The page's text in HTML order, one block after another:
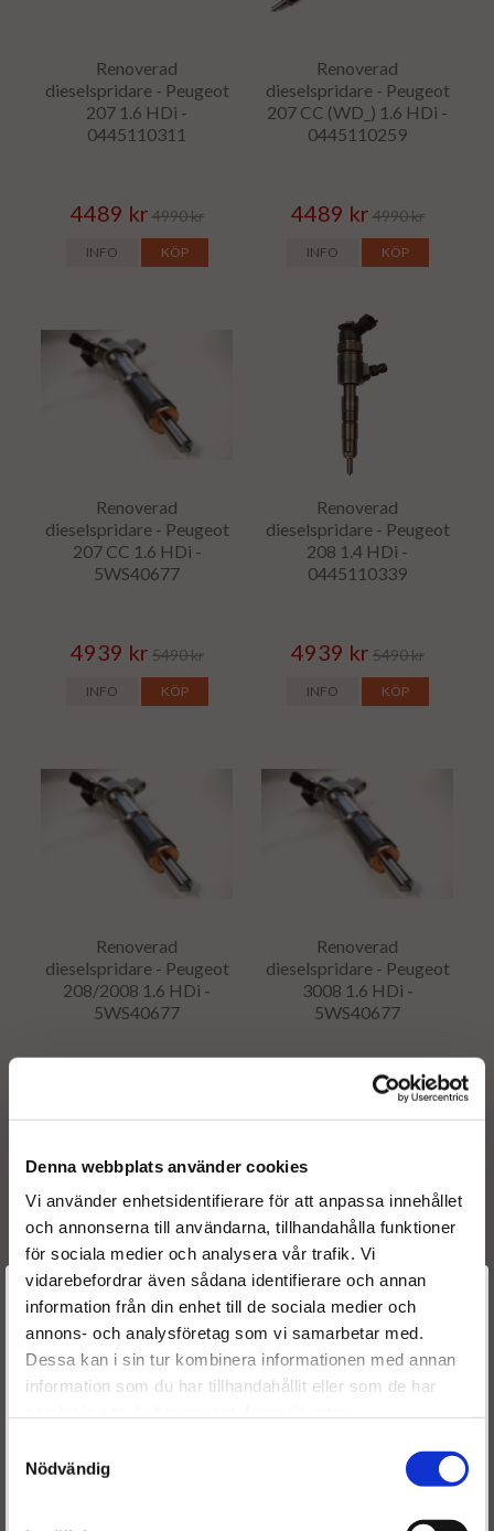
Denna webbplats använder cookies
Vi använder enhetsidentifierare för att anpassa innehållet
och annonserna till användarna, tillhandahålla funktioner
för sociala medier och analysera vår trafik. Vi
vidarebefordrar även sådana identifierare och annan
information från din enhet till de sociala medier och
annons- och analysföretag som vi samarbetar med.
Dessa kan i sin tur kombinera informationen med annan
information som du har tillhandahållit eller som de har
Nödvändig
Renoverad
dieselspridare - Peugeot
207 1.6 HDi -
0445110311
4489 kr 4990 kr
INFO KÖP
Renoverad
dieselspridare - Peugeot
207 CC (WD_) 1.6 HDi -
0445110259
4489 kr 4990 kr
INFO KÖP
Renoverad
dieselspridare - Peugeot
207 CC 1.6 HDi -
5WS40677
4939 kr 5490 kr
INFO KÖP
Renoverad
dieselspridare - Peugeot
208 1.4 HDi -
0445110339
4939 kr 5490 kr
INFO KÖP
Renoverad
dieselspridare - Peugeot
208/2008 1.6 HDi -
5WS40677
Renoverad
dieselspridare - Peugeot
3008 1.6 HDi -
5WS40677
5490 kr
Renoverad
Renoverad
Välkommen till
Dieselspecialisten.se
För att förbättra din upplevelse på vår hemsida ber vi dig
välja vilken kategori du tillhör